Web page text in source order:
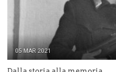
05 MAR 2021